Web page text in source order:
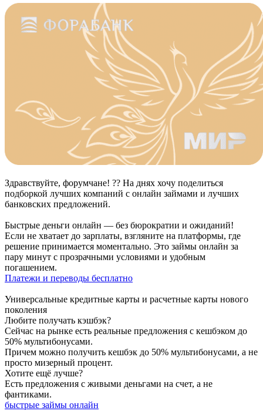
Здравствуйте, форумчане! ?? На днях хочу поделиться
подборкой лучших компаний с онлайн займами и лучших
банковских предложений.
Быстрые деньги онлайн — без бюрократии и ожиданий!
Если не хватает до зарплаты, взгляните на платформы, где
решение принимается моментально. Это займы онлайн за
пару минут с прозрачными условиями и удобным
погашением.
Платежи и переводы бесплатно
Универсальные кредитные карты и расчетные карты нового
поколения
Любите получать кэшбэк?
Сейчас на рынке есть реальные предложения с кешбэком до
50% мультибонусами.
Причем можно получить кешбэк до 50% мультибонусами, а не
просто мизерный процент.
Хотите ещё лучше?
Есть предложения с живыми деньгами на счет, а не
фантиками.
быстрые займы онлайн